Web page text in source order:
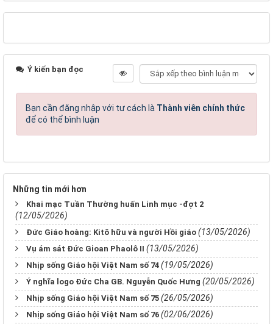
Ý kiến bạn đọc
Bạn cần đăng nhập với tư cách là Thành viên chính thức
để có thể bình luận
Những tin mới hơn
Khai mạc Tuần Thường huấn Linh mục -đợt 2
(12/05/2026)
Đức Giáo hoàng: Kitô hữu và người Hồi giáo (13/05/2026)
Vụ ám sát Đức Gioan Phaolô II (13/05/2026)
Nhịp sống Giáo hội Việt Nam số 74 (19/05/2026)
Ý nghĩa logo Đức Cha GB. Nguyễn Quốc Hưng (20/05/2026)
Nhịp sống Giáo hội Việt Nam số 75 (26/05/2026)
Nhịp sống Giáo hội Việt Nam số 76 (02/06/2026)